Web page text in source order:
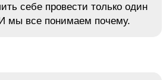
себе провести только один
мы все понимаем почему.